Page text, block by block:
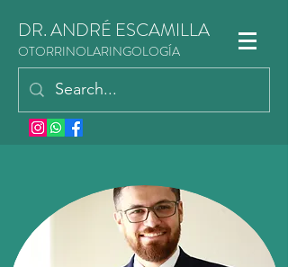
DR. ANDRÉ ESCAMILLA
OTORRINOLARINGOLOGÍA